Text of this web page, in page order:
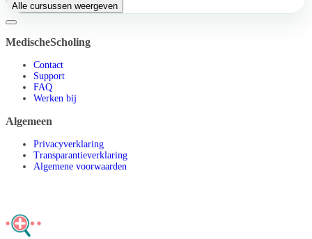
Alle cursussen weergeven
MedischeScholing
Contact
Support
FAQ
Werken bij
Algemeen
Privacyverklaring
Transparantieverklaring
Algemene voorwaarden